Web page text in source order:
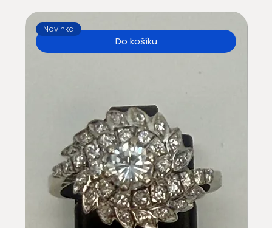
Do košíku
Novinka